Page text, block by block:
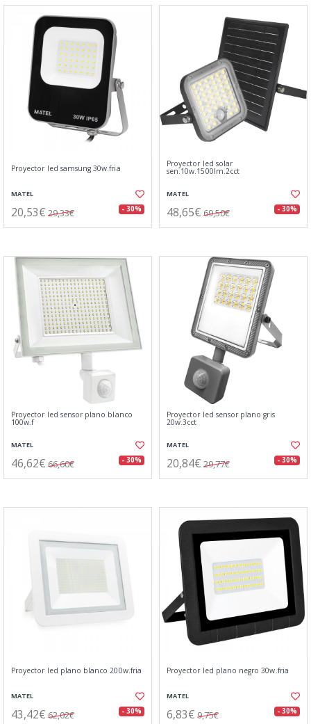
Proyector led samsung 30w.fria
MATEL
20,53€ 29,33€ - 30%
Proyector led solar
sen.10w.1500lm.2cct
MATEL
48,65€ 69,50€ - 30%
Proyector led sensor plano blanco
100w.f
MATEL
46,62€ 66,60€ - 30%
Proyector led sensor plano gris
20w.3cct
MATEL
20,84€ 29,77€ - 30%
Proyector led plano blanco 200w.fria
MATEL
43,42€ 62,02€ - 30%
Proyector led plano negro 30w.fria
MATEL
6,83€ 9,75€ - 30%